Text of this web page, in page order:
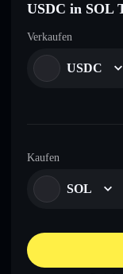
USDC in SOL
Verkaufen
USDC
Kaufen
SOL